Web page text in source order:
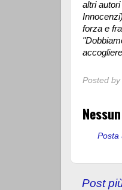
altri
forza e
Posted by
Posta
Post